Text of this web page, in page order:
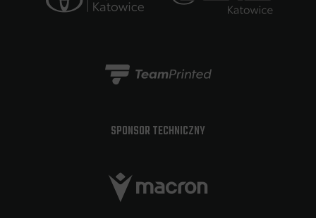
SPONSOR TECHNICZNY